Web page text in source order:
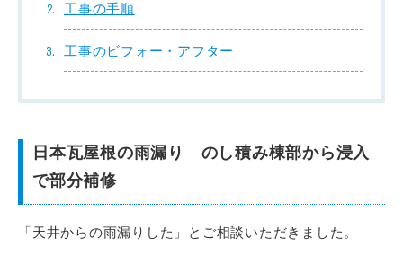
工事の手順
工事のビフォー・アフター
日本瓦屋根の雨漏り のし積み棟部から浸入
で部分補修
「天井からの雨漏りした」とご相談いただきました。